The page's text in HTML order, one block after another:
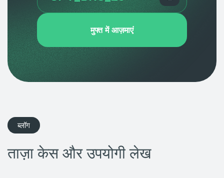
मुफ्त में आज़माएं
ब्लॉग
ताज़ा केस और उपयोगी लेख